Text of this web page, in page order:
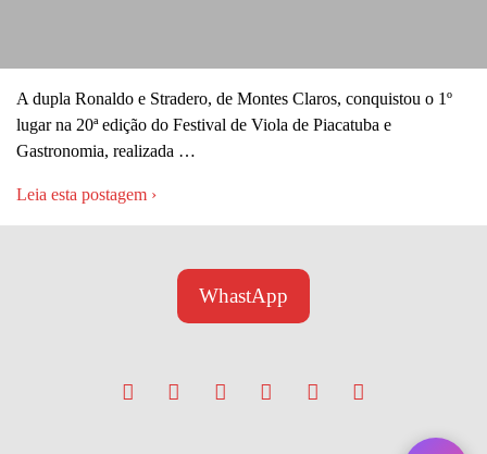
A dupla Ronaldo e Stradero, de Montes Claros, conquistou o 1º
lugar na 20ª edição do Festival de Viola de Piacatuba e
Gastronomia, realizada …
Leia esta postagem ›
WhastApp